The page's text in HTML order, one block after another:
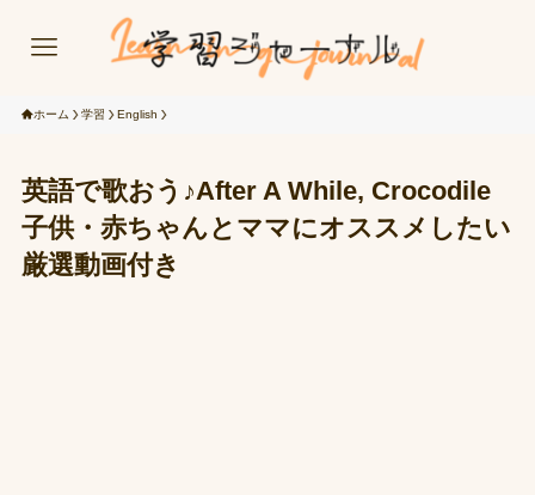
ホーム 学習 English
英語で歌おう♪After A While, Crocodile
子供・赤ちゃんとママにオススメしたい
厳選動画付き